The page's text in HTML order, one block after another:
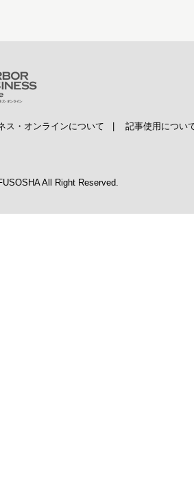
ス・オンラインについて 記事使用につい
All Right Reserved.